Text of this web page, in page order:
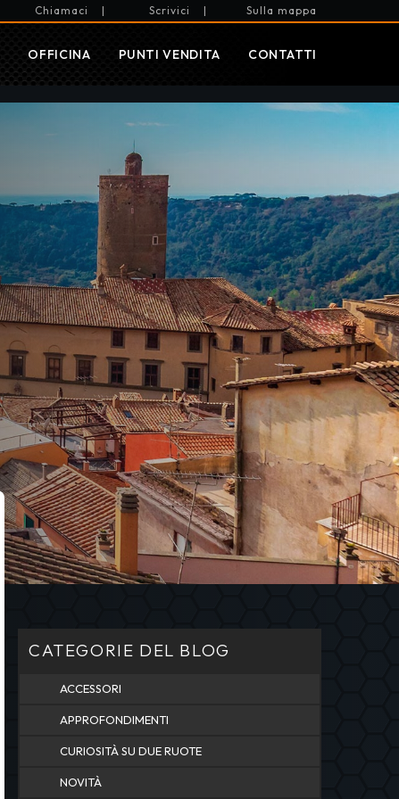
Chiamaci | Scrivici | Sulla mappa
OFFICINA PUNTI VENDITA CONTATTI
CATEGORIE DEL BLOG
ACCESSORI
APPROFONDIMENTI
CURIOSITÀ SU DUE RUOTE
NOVITÀ